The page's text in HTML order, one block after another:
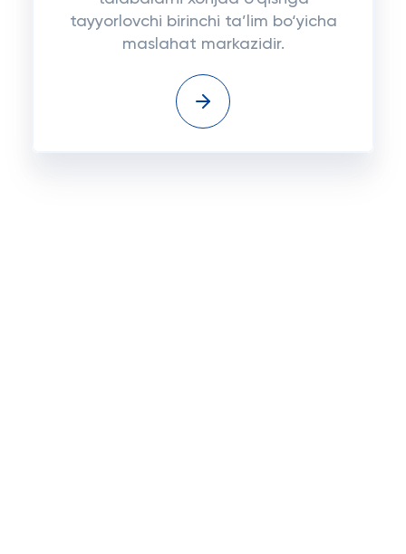
tayyorlovchi birinchi ta’lim bo‘yicha
maslahat markazidir.